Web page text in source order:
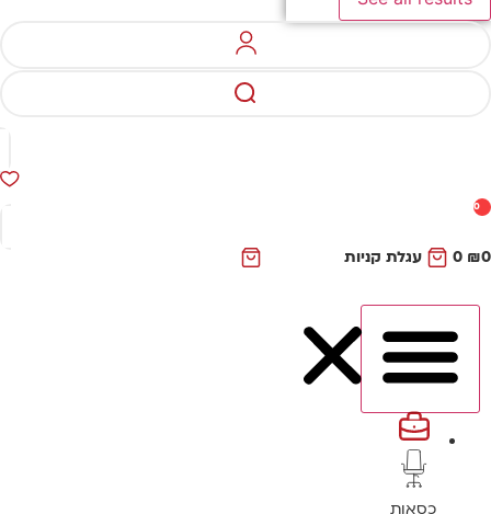
0
₪
0 עגלת קניות
כסאות